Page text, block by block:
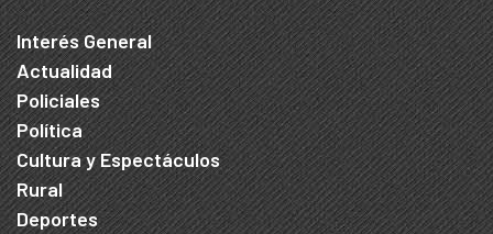
Interés General
Actualidad
Policiales
Política
Cultura y Espectáculos
Rural
Deportes